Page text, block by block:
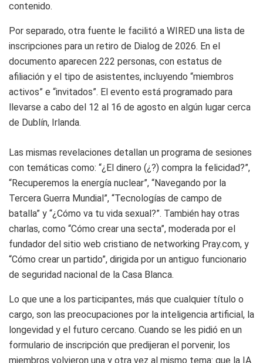
contenido.
Por separado, otra fuente le facilitó a WIRED una lista de
inscripciones para un retiro de Dialog de 2026. En el
documento aparecen 222 personas, con estatus de
afiliación y el tipo de asistentes, incluyendo “miembros
activos” e “invitados”. El evento está programado para
llevarse a cabo del 12 al 16 de agosto en algún lugar cerca
de Dublín, Irlanda.
Las mismas revelaciones detallan un programa de sesiones
con temáticas como: “¿El dinero (¿?) compra la felicidad?”,
“Recuperemos la energía nuclear”, “Navegando por la
Tercera Guerra Mundial”, “Tecnologías de campo de
batalla” y “¿Cómo va tu vida sexual?”. También hay otras
charlas, como “Cómo crear una secta”, moderada por el
fundador del sitio web cristiano de networking Pray.com, y
“Cómo crear un partido”, dirigida por un antiguo funcionario
de seguridad nacional de la Casa Blanca.
Lo que une a los participantes, más que cualquier título o
cargo, son las preocupaciones por la inteligencia artificial, la
longevidad y el futuro cercano. Cuando se les pidió en un
formulario de inscripción que predijeran el porvenir, los
miembros volvieron una y otra vez al mismo tema: que la IA